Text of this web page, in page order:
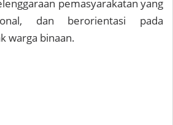
pemasyarakatan yang
dan berorientasi pada
warga binaan.